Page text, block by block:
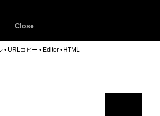
Close
• URLコピー • Editor • HTML